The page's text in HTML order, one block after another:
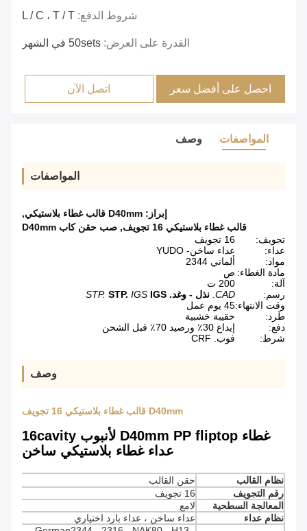
شروط الدفع: L / C ، T / T
القدرة على العرض: 50sets في الشهر
احصل على أفضل سعر اتصل الآن
المواصفات وصف
المواصفات
إبراز: D40mm قالب غطاء بلاستيكي
,
قالب غطاء بلاستيكي 16 تجويف
, صب حقن كاب D40mm
تجويف:
16 تجويف
عداء:
عداء ساخن- YUDO
مواد:
ألماني 2344
مادة الغطاء: ص
آلة:
200 ت
رسم:
CAD. نذل - وغد. STP. STP. IGS IGS
وقت الانتهاء:45 يوم عمل
طَرد:
حقيبة خشبية
دفع:
إيداع 30٪ ورصيد 70٪ قبل الشحن
شرط:
فوب. CRF
وصف
D40mm قالب غطاء بلاستيكي 16 تجويف
غطاء D40mm PP fliptop لأنبوب 16cavity
عداء غطاء بلاستيكي ساخن
نظام القالب
حقن القالب
رقم التجويف
16 تجويف
المعالجة السطحية
لامع
نظام عداء
عداء ساخن ، عداء بارد اختياري